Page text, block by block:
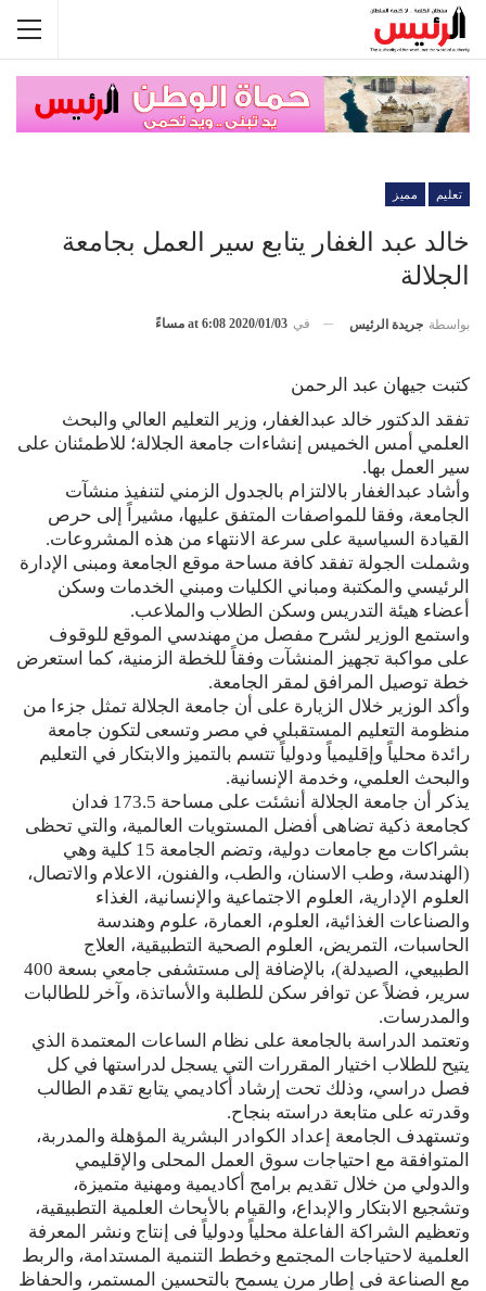
تعليم مميز
خالد عبد الغفار يتابع سير العمل بجامعة
الجلالة
بواسطة جريدة الرئيس في 2020/01/03 at 6:08 مساءً
كتبت جيهان عبد الرحمن
تفقد الدكتور خالد عبدالغفار، وزير التعليم العالي والبحث
العلمي أمس الخميس إنشاءات جامعة الجلالة؛ للاطمئنان على
سير العمل بها.
وأشاد عبدالغفار بالالتزام بالجدول الزمني لتنفيذ منشآت
الجامعة، وفقا للمواصفات المتفق عليها، مشيراً إلى حرص
القيادة السياسية على سرعة الانتهاء من هذه المشروعات.
وشملت الجولة تفقد كافة مساحة موقع الجامعة ومبنى الإدارة
الرئيسي والمكتبة ومباني الكليات ومبني الخدمات وسكن
أعضاء هيئة التدريس وسكن الطلاب والملاعب.
واستمع الوزير لشرح مفصل من مهندسي الموقع للوقوف
على مواكبة تجهيز المنشآت وفقاً للخطة الزمنية، كما استعرض
خطة توصيل المرافق لمقر الجامعة.
وأكد الوزير خلال الزيارة على أن جامعة الجلالة تمثل جزءا من
منظومة التعليم المستقبلي في مصر وتسعى لتكون جامعة
رائدة محلياً وإقليمياً ودولياً تتسم بالتميز والابتكار في التعليم
والبحث العلمي، وخدمة الإنسانية.
يذكر أن جامعة الجلالة أنشئت على مساحة 173.5 فدان
كجامعة ذكية تضاهى أفضل المستويات العالمية، والتي تحظى
بشراكات مع جامعات دولية، وتضم الجامعة 15 كلية وهي
(الهندسة، وطب الاسنان، والطب، والفنون، الاعلام والاتصال،
العلوم الإدارية، العلوم الاجتماعية والإنسانية، الغذاء
والصناعات الغذائية، العلوم، العمارة، علوم وهندسة
الحاسبات، التمريض، العلوم الصحية التطبيقية، العلاج
الطبيعي، الصيدلة)، بالإضافة إلى مستشفى جامعي بسعة 400
سرير، فضلاً عن توافر سكن للطلبة والأساتذة، وآخر للطالبات
والمدرسات.
وتعتمد الدراسة بالجامعة على نظام الساعات المعتمدة الذي
يتيح للطلاب اختيار المقررات التي يسجل لدراستها في كل
فصل دراسي، وذلك تحت إرشاد أكاديمي يتابع تقدم الطالب
وقدرته على متابعة دراسته بنجاح.
وتستهدف الجامعة إعداد الكوادر البشرية المؤهلة والمدربة،
المتوافقة مع احتياجات سوق العمل المحلى والإقليمي
والدولي من خلال تقديم برامج أكاديمية ومهنية متميزة،
وتشجيع الابتكار والإبداع، والقيام بالأبحاث العلمية التطبيقية،
وتعظيم الشراكة الفاعلة محلياً ودولياً فى إنتاج ونشر المعرفة
العلمية لاحتياجات المجتمع وخطط التنمية المستدامة، والربط
مع الصناعة فى إطار مرن يسمح بالتحسين المستمر، والحفاظ